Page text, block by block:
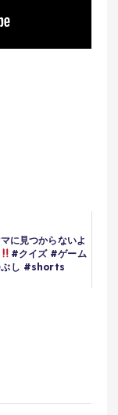
に見つからないよ
#クイズ #ゲーム
ぶし #shorts